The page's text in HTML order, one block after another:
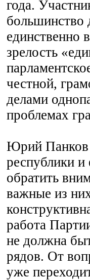
года.
большинство
единственно
зрелость
честной,
делами
проблемах
Юрий Панков
республики
обратить
важные из
работа
не должна
рядов. От
уже